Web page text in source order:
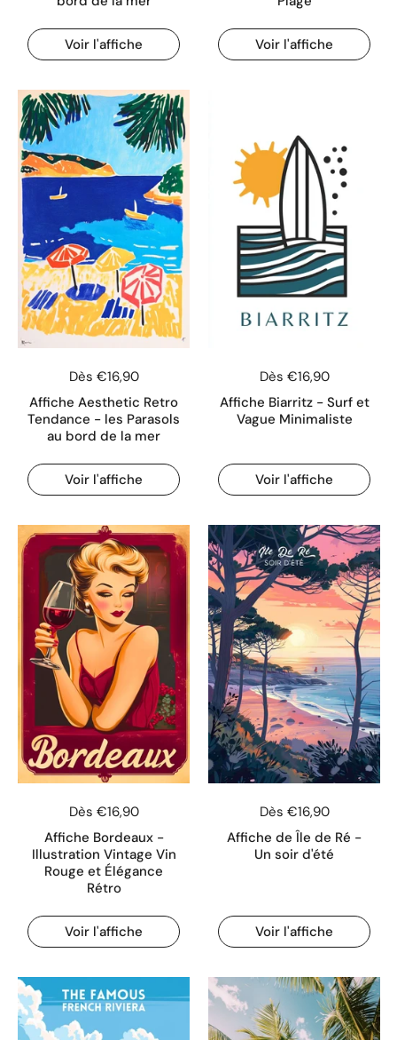
Voir l'affiche Voir l'affiche
Dès €16,90
Affiche Aesthetic Retro
Tendance - les Parasols
au bord de la mer
Voir l'affiche
Dès €16,90
Affiche Biarritz - Surf et
Vague Minimaliste
Voir l'affiche
Dès €16,90
Affiche Bordeaux -
Illustration Vintage Vin
Rouge et Élégance
Rétro
Voir l'affiche
Dès €16,90
Affiche de Île de Ré -
Un soir d'été
Voir l'affiche